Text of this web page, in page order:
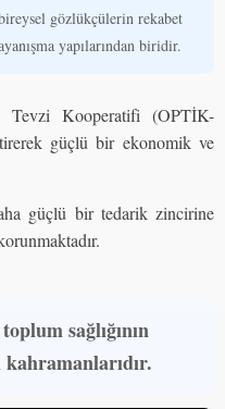
gözlükçülerin rekabet
yapılarından biridir.
Tevzi Kooperatifi (OPTİK-
güçlü bir ekonomik ve
güçlü bir tedarik zincirine
sağlığının